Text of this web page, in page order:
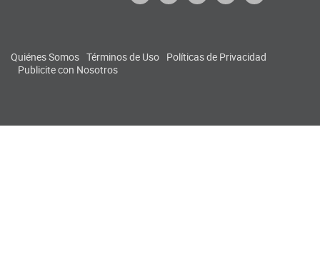
Quiénes Somos Términos de Uso Políticas de Privacidad
Publicite con Nosotros